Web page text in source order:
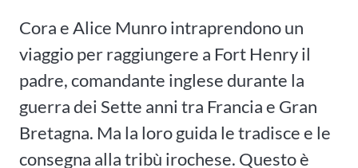
Cora e Alice Munro intraprendono un
viaggio per raggiungere a Fort Henry il
padre, comandante inglese durante la
guerra dei Sette anni tra Francia e Gran
Bretagna. Ma la loro guida le tradisce e le
consegna alla tribù irochese. Questo è